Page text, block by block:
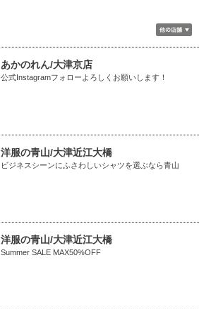
あかのれん/大津京店
公式Instagramフォローよろしくお願いします！
洋服の青山/大津近江大橋
ビジネスシーンにふさわしいシャツを選ぶなら青山
洋服の青山/大津近江大橋
Summer SALE MAX50%OFF